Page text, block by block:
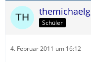
themichaelg
Schüler
4. Februar 2011 um 16:12